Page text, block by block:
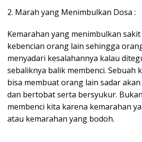
2. Marah yang Menimbulkan Dosa :
Kemarahan yang menimbulkan
kebencian orang lain sehingga
menyadari kesalahannya kalau
sebaliknya balik membenci. Sebuah
bisa membuat orang lain sadar
dan bertobat serta bersyukur.
membenci kita karena kemarahan
atau kemarahan yang bodoh.